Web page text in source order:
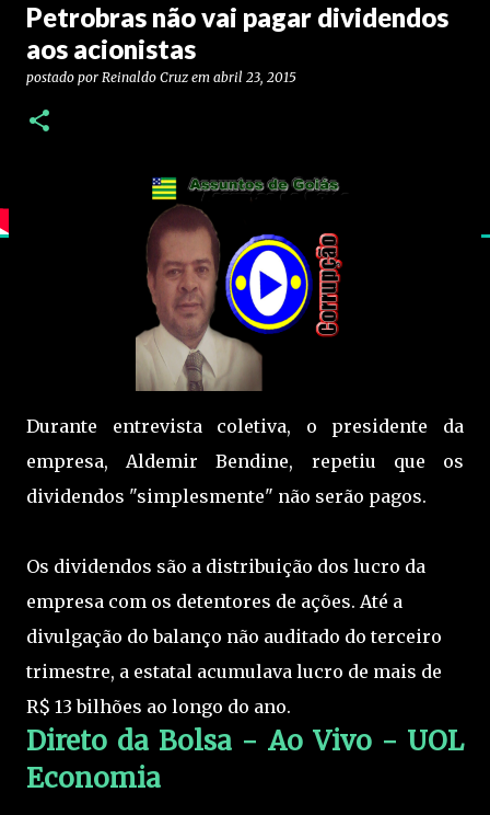
Petrobras não vai pagar dividendos
aos acionistas
postado por Reinaldo Cruz em abril 23, 2015
Durante entrevista coletiva, o presidente da
empresa, Aldemir Bendine, repetiu que os
dividendos "simplesmente" não serão pagos.
Os dividendos são a distribuição dos lucro da
empresa com os detentores de ações. Até a
divulgação do balanço não auditado do terceiro
trimestre, a estatal acumulava lucro de mais de
R$ 13 bilhões ao longo do ano.
Direto da Bolsa - Ao Vivo - UOL
Economia